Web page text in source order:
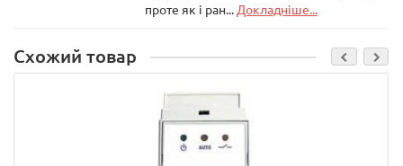
проте як і ран... Докладніше...
Схожий товар